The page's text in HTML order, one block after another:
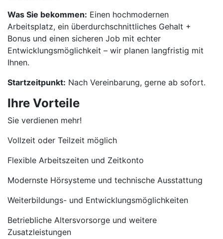
Was Sie bekommen: Einen hochmodernen
Arbeitsplatz, ein überdurchschnittliches Gehalt +
Bonus und einen sicheren Job mit echter
Entwicklungsmöglichkeit – wir planen langfristig mit
Ihnen.
Startzeitpunkt: Nach Vereinbarung, gerne ab sofort.
Ihre Vorteile
Sie verdienen mehr!
Vollzeit oder Teilzeit möglich
Flexible Arbeitszeiten und Zeitkonto
Modernste Hörsysteme und technische Ausstattung
Weiterbildungs- und Entwicklungsmöglichkeiten
Betriebliche Altersvorsorge und weitere
Zusatzleistungen